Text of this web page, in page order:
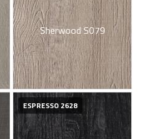
Sherwood S079
ESPRESSO 2628